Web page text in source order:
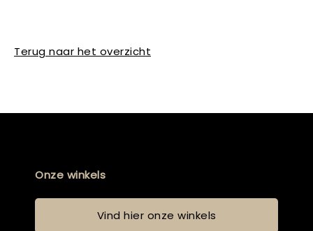
Terug naar het overzicht
Onze winkels
Vind hier onze winkels